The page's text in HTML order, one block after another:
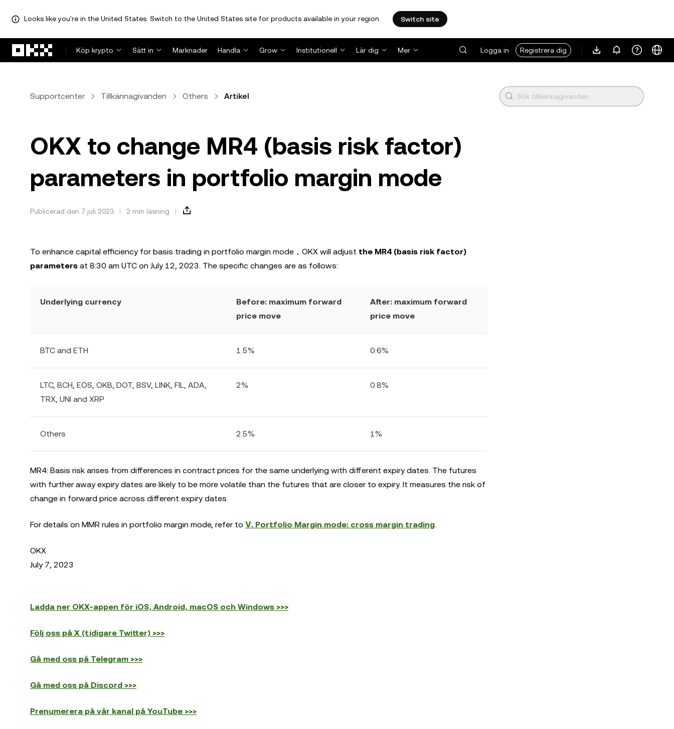
Looks like you're in the United States. Switch to the United States site for products available in your region. Switch site
Köp krypto
Sätt in Marknader Handla Grow Institutionell Lär dig Mer Logga in Registrera dig
Supportcenter Tillkännagivanden Others Artikel
OKX to change MR4 (basis risk factor)
parameters in portfolio margin mode
Publicerad den 7 juli 2023 2 min läsning
To enhance capital efficiency for basis trading in portfolio margin mode，OKX will adjust the MR4 (basis risk factor)
parameters at 8:30 am UTC on July 12, 2023. The specific changes are as follows:
Underlying currency
Before: maximum forward
price move
After: maximum forward
price move
BTC and ETH 1.5% 0.6%
LTC, BCH, EOS, OKB, DOT, BSV, LINK, FIL, ADA,
TRX, UNI and XRP
2% 0.8%
Others 2.5% 1%
MR4: Basis risk arises from differences in contract prices for the same underlying with different expiry dates. The futures
with further away expiry dates are likely to be more volatile than the futures that are closer to expiry. It measures the risk of
change in forward price across different expiry dates.
For details on MMR rules in portfolio margin mode, refer to Ⅴ. Portfolio Margin mode: cross margin trading.
OKX
July 7, 2023
Ladda ner OKX-appen för iOS, Android, macOS och Windows >>>
Följ oss på X (tidigare Twitter) >>>
Gå med oss på Telegram >>>
Gå med oss på Discord >>>
Prenumerera på vår kanal på YouTube >>>